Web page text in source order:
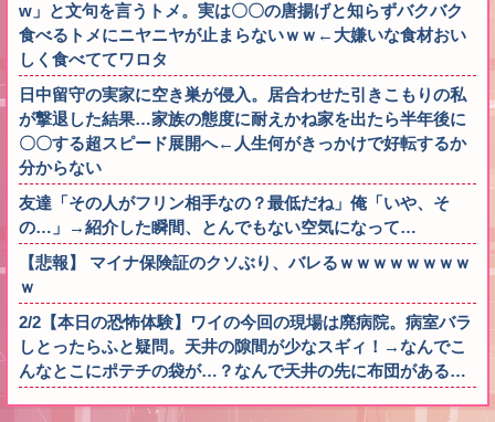
w」と文句を言うトメ。実は〇〇の唐揚げと知らずバクバク
食べるトメにニヤニヤが止まらないｗｗ←大嫌いな食材おい
しく食べててワロタ
日中留守の実家に空き巣が侵入。居合わせた引きこもりの私
が撃退した結果…家族の態度に耐えかね家を出たら半年後に
〇〇する超スピード展開へ←人生何がきっかけで好転するか
分からない
友達「その人がフリン相手なの？最低だね」俺「いや、そ
の…」→紹介した瞬間、とんでもない空気になって…
【悲報】 マイナ保険証のクソぶり、バレるｗｗｗｗｗｗｗｗ
ｗ
2/2【本日の恐怖体験】ワイの今回の現場は廃病院。病室バラ
しとったらふと疑問。天井の隙間が少なスギィ！→なんでこ
んなとこにポテチの袋が…？なんで天井の先に布団がある…